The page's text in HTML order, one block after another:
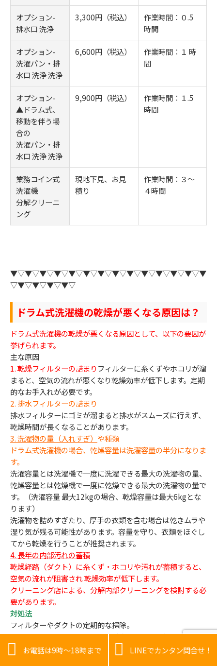
オプション-
排水口 洗浄
3,300円（税込）
作業時間：０.5
時間
オプション-
洗濯パン・排
水口 洗浄 洗浄
6,600円（税込）
作業時間：１ 時
間
オプション-
▲ドラム式、
移動を伴う場
合の
洗濯パン・排
水口 洗浄 洗浄
9,900円（税込）
作業時間：１.5
時間
業務コイン式
洗濯機
分解クリーニ
ング
現地下見、お見
積り
作業時間：３～
４時間
▼▽▼▽▼▽▼▽▼▽▼▽▼▽▼▽▼▽▼▽▼▽▼▽▼▽▼
▽▼▽▼▽▼▽▼▽
ドラム式洗濯機の乾燥が悪くなる原因は？
ドラム式洗濯機の乾燥が悪くなる原因として、以下の要因が
挙げられます。
主な原因
1. 乾燥フィルターの詰まりフィルターに糸くずやホコリが溜
まると、空気の流れが悪くなり乾燥効率が低下します。定期
的なお手入れが必要です。
2. 排水フィルターの詰まり
排水フィルターにゴミが溜まると排水がスムーズに行えず、
乾燥時間が長くなることがあります。
3.洗濯物の量（入れすぎ） や種類
ドラム式洗濯機の場合、乾燥容量は洗濯容量の半分になりま
す。
洗濯容量とは洗濯機で一度に洗濯できる最大の洗濯物の量、
乾燥容量とは乾燥機で一度に乾燥できる最大の洗濯物の量で
す。（洗濯容量 最大12kgの場合、乾燥容量は最大6kgとな
ります）
洗濯物を詰めすぎたり、厚手の衣類を含む場合は乾きムラや
湿り気が残る可能性があります。容量を守り、衣類をほぐし
てから乾燥を行うことが推奨されます。
4. 長年の内部汚れの蓄積
乾燥経路（ダクト）に糸くず・ホコリや汚れが蓄積すると、
空気の流れが阻害され 乾燥効率が低下します。
クリーニング店による、分解内部クリーニングを検討する必
要があります。
対処法
フィルターやダクトの定期的な掃除。
洗濯物の量を適切に調整し、厚手衣類は追加乾燥する。
必要に応じてプロによる分解クリーニングを依頼する。
 お電話は9時～18時まで  LINEでカンタン問合せ！